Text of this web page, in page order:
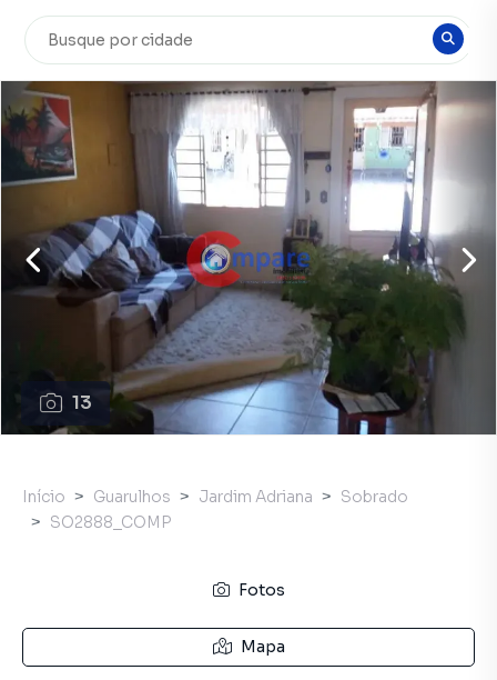
13
Início Guarulhos Jardim Adriana
Sobrado
SO2888_COMP
Fotos
Mapa